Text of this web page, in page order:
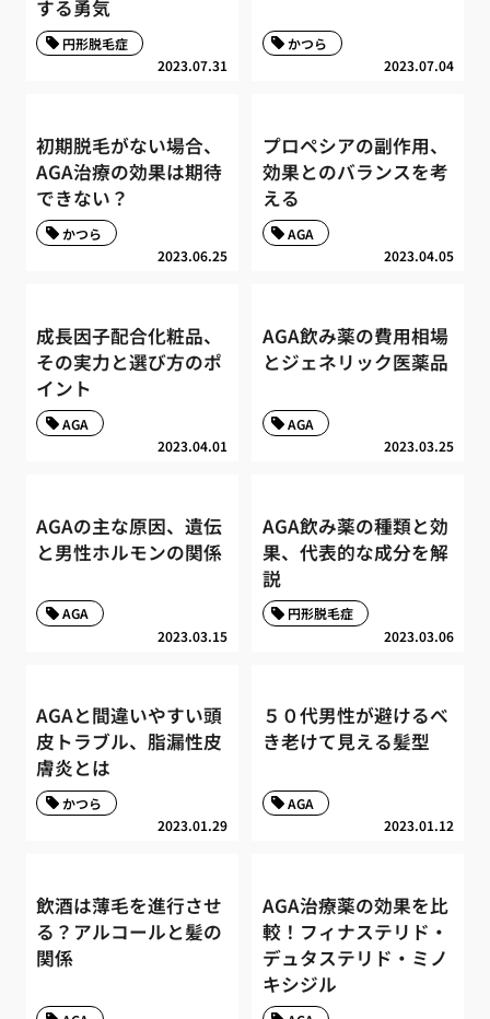
する勇気
2023.07.31
円形脱毛症
2023.07.04
かつら
初期脱毛がない場合、
AGA治療の効果は期待
できない？
2023.06.25
かつら
プロペシアの副作用、
効果とのバランスを考
える
2023.04.05
AGA
成長因子配合化粧品、
その実力と選び方のポ
イント
2023.04.01
AGA
AGA飲み薬の費用相場
とジェネリック医薬品
2023.03.25
AGA
AGAの主な原因、遺伝
と男性ホルモンの関係
2023.03.15
AGA
AGA飲み薬の種類と効
果、代表的な成分を解
説
2023.03.06
円形脱毛症
AGAと間違いやすい頭
皮トラブル、脂漏性皮
膚炎とは
2023.01.29
かつら
５０代男性が避けるべ
き老けて見える髪型
2023.01.12
AGA
飲酒は薄毛を進行させ
る？アルコールと髪の
関係
AGA治療薬の効果を比
較！フィナステリド・
デュタステリド・ミノ
キシジル